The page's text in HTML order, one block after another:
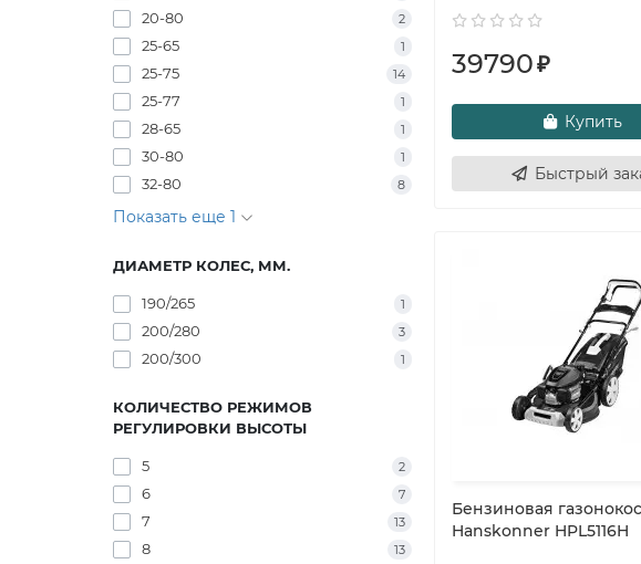
20-80 2
25-65 1
25-75 14
25-77 1
28-65 1
30-80 1
32-80 8
Показать еще 1
ДИАМЕТР КОЛЕС, ММ.
190/265 1
200/280 3
200/300 1
КОЛИЧЕСТВО РЕЖИМОВ
РЕГУЛИРОВКИ ВЫСОТЫ
5 2
6 7
7 13
8 13
39790₽
Купить
Быстрый
Бензиновая
Hanskonner HPL5116H